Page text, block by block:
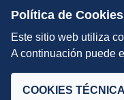
Escuelas de Triatlón
DIRECCIÓN TÉCNICA
Selecciones
Política de Cookies
Este sitio web utiliza
A continuación puede
COOKIES